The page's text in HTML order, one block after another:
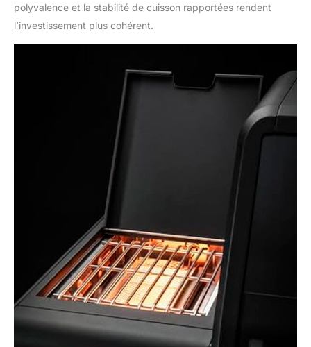
polyvalence et la stabilité de cuisson rapportées rendent
l’investissement plus cohérent.